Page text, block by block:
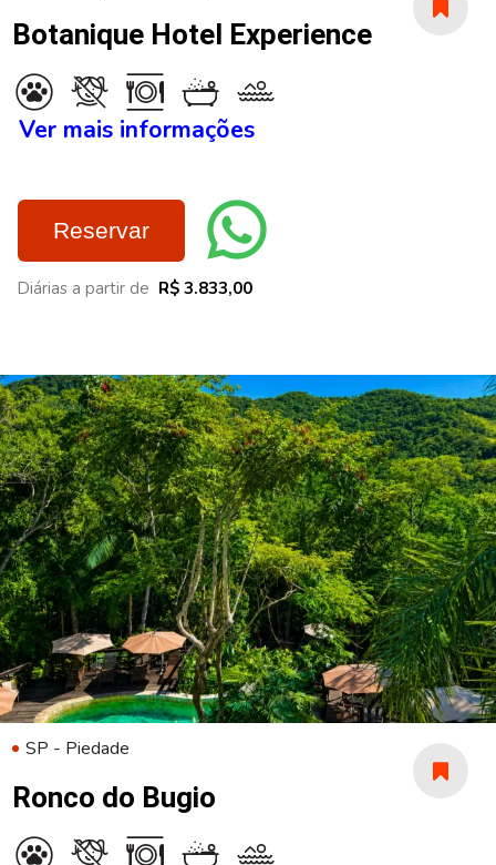
Botanique Hotel Experience
Ver mais informações
Reservar
Diárias a partir de R$ 3.833,00
SP - Piedade
Ronco do Bugio